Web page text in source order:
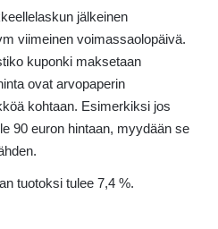
jälkeinen
viimeinen voimassaolopäivä.
kuponki maksetaan
ovat arvopaperin
kohtaan. Esimerkiksi jos
90 euron hintaan, myydään se
tuotoksi tulee 7,4 %.